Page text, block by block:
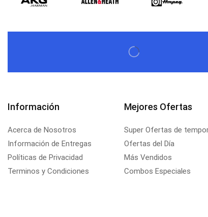
Información
Acerca de Nosotros
Información de Entregas
Políticas de Privacidad
Terminos y Condiciones
Mejores Ofertas
Super Ofertas de
Ofertas del Día
Más Vendidos
Combos Especiales